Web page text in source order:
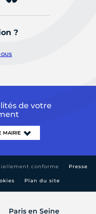
Paris en Seine
?
de votre
conforme Presse
Plan du site